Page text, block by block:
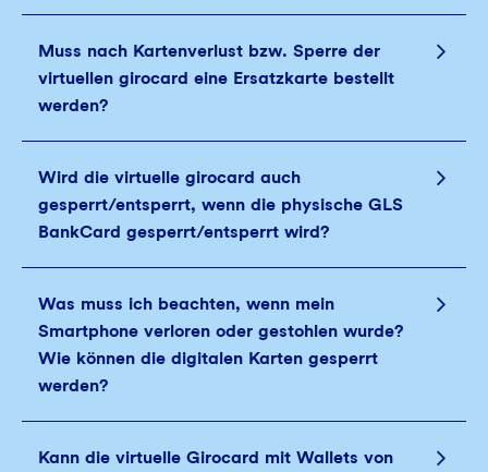
Muss nach Kartenverlust bzw. Sperre der
virtuellen girocard eine Ersatzkarte bestellt
werden?
Wird die virtuelle girocard auch
gesperrt/entsperrt, wenn die physische GLS
BankCard gesperrt/entsperrt wird?
Was muss ich beachten, wenn mein
Smartphone verloren oder gestohlen wurde?
Wie können die digitalen Karten gesperrt
werden?
Kann die virtuelle Girocard mit Wallets von